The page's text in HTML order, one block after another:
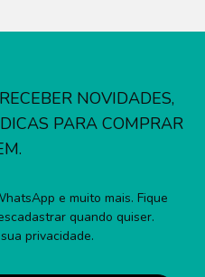
NOVIDADES,
PARA COMPRAR
e muito mais. Fique
quando quiser.
privacidade.